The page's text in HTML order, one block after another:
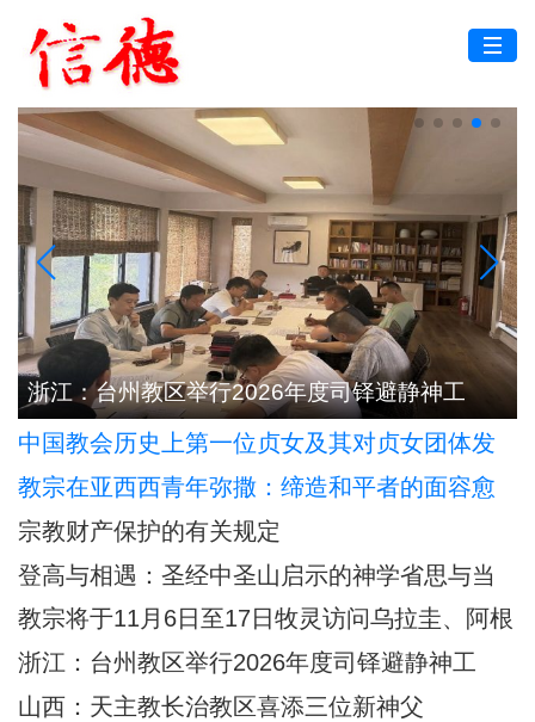
浙江：台州教区举行2026年度司铎避静神工
中国教会历史上第一位贞女及其对贞女团体发
展的深远影响
教宗在亚西西青年弥撒：缔造和平者的面容愈
加肖似基督
宗教财产保护的有关规定
登高与相遇：圣经中圣山启示的神学省思与当
代意义
教宗将于11月6日至17日牧灵访问乌拉圭、阿根
廷和秘鲁
浙江：台州教区举行2026年度司铎避静神工
山西：天主教长治教区喜添三位新神父